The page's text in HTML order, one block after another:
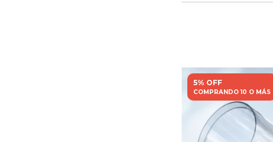
5% OFF
COMPRANDO 10 O MÁS